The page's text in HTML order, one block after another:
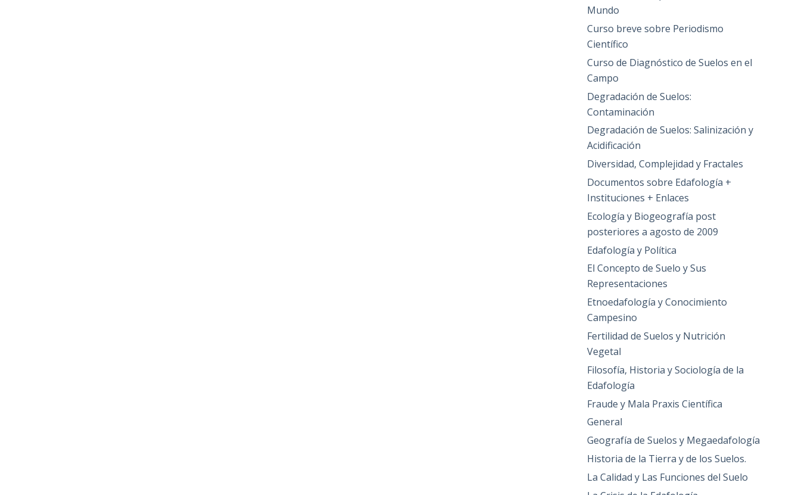
Mundo
Curso breve sobre Periodismo
Científico
Curso de Diagnóstico de Suelos en el
Campo
Degradación de Suelos:
Contaminación
Degradación de Suelos: Salinización y
Acidificación
Diversidad, Complejidad y Fractales
Documentos sobre Edafología +
Instituciones + Enlaces
Ecología y Biogeografía post
posteriores a agosto de 2009
Edafología y Política
El Concepto de Suelo y Sus
Representaciones
Etnoedafología y Conocimiento
Campesino
Fertilidad de Suelos y Nutrición
Vegetal
Filosofía, Historia y Sociología de la
Edafología
Fraude y Mala Praxis Científica
General
Geografía de Suelos y Megaedafología
Historia de la Tierra y de los Suelos.
La Calidad y Las Funciones del Suelo